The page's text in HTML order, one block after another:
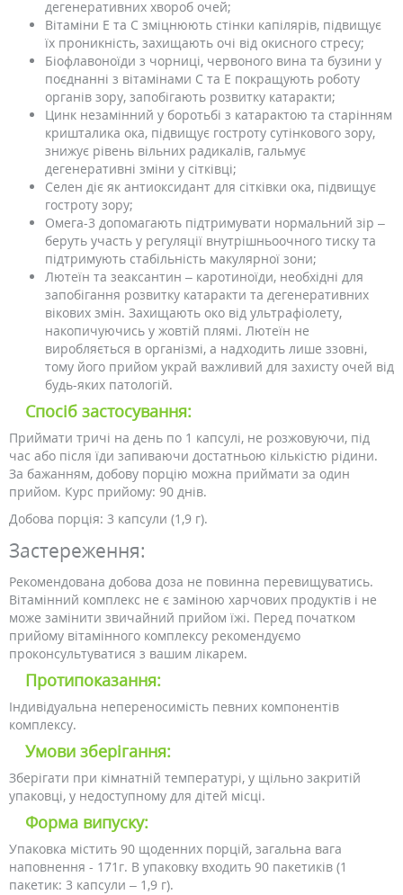
дегенеративних хвороб очей;
Вітаміни Е та С зміцнюють стінки капілярів, підвищує
їх проникність, захищають очі від окисного стресу;
Біофлавоноїди з чорниці, червоного вина та бузини у
поєднанні з вітамінами С та Е покращують роботу
органів зору, запобігають розвитку катаракти;
Цинк незамінний у боротьбі з катарактою та старінням
кришталика ока, підвищує гостроту сутінкового зору,
знижує рівень вільних радикалів, гальмує
дегенеративні зміни у сітківці;
Селен діє як антиоксидант для сітківки ока, підвищує
гостроту зору;
Омега-3 допомагають підтримувати нормальний зір –
беруть участь у регуляції внутрішньоочного тиску та
підтримують стабільність макулярної зони;
Лютеїн та зеаксантин – каротиноїди, необхідні для
запобігання розвитку катаракти та дегенеративних
вікових змін. Захищають око від ультрафіолету,
накопичуючись у жовтій плямі. Лютеїн не
виробляється в організмі, а надходить лише ззовні,
тому його прийом украй важливий для захисту очей від
будь-яких патологій.
Спосіб застосування:
Приймати тричі на день по 1 капсулі, не розжовуючи, під
час або після їди запиваючи достатньою кількістю рідини.
За бажанням, добову порцію можна приймати за один
прийом. Курс прийому: 90 днів.
Добова порція: 3 капсули (1,9 г).
Застереження:
Рекомендована добова доза не повинна перевищуватись.
Вітамінний комплекс не є заміною харчових продуктів і не
може замінити звичайний прийом їжі. Перед початком
прийому вітамінного комплексу рекомендуємо
проконсультуватися з вашим лікарем.
Протипоказання:
Індивідуальна непереносимість певних компонентів
комплексу.
Умови зберігання:
Зберігати при кімнатній температурі, у щільно закритій
упаковці, у недоступному для дітей місці.
Форма випуску:
Упаковка містить 90 щоденних порцій, загальна вага
наповнення - 171г. В упаковку входить 90 пакетиків (1
пакетик: 3 капсули – 1,9 г).